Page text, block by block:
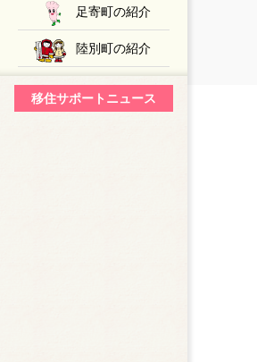
足寄町の紹介
陸別町の紹介
移住サポートニュース